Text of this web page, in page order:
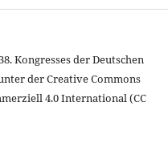
Kongresses der Deutschen
der Creative Commons
4.0 International(CC